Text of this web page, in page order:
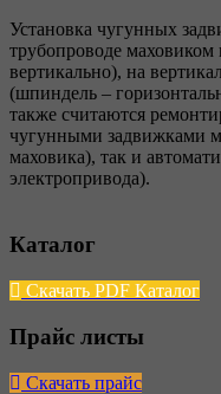
Установка чугунных
трубопроводе
вертикально), на
(шпиндель –
также считаются
чугунными задвижками
маховика), так и
электропривода).
Каталог
Скачать PDF Каталог
Прайс листы
Скачать прайс